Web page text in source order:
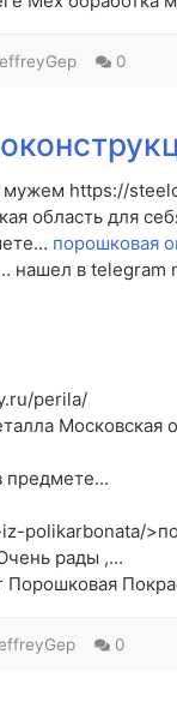
0
https://
область для
порошковая
нашел в telegram
perila/
Московская
предмете...
polikarbonata/
рады ,...
0